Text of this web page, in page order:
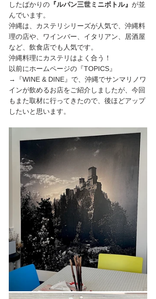
したばかりの 『ルパン三世ミニボトル』 が並
んでいます。
沖縄は、カステリシリーズが人気で、沖縄料
理の店や、ワインバー、イタリアン、居酒屋
など、飲食店でも人気です。
沖縄料理にカステリはよく合う！
以前にホームページの『TOPICS』
→『WINE & DINE』で、沖縄でサンマリノワ
インが飲めるお店をご紹介しましたが、今回
もまた取材に行ってきたので、後ほどアップ
したいと思います。